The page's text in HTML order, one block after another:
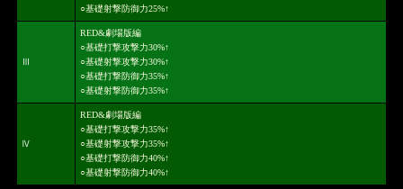
○基礎射撃防御力25%↑
Ⅲ
RED&劇場版編
○基礎打撃攻撃力30%↑
○基礎射撃攻撃力30%↑
○基礎打撃防御力35%↑
○基礎射撃防御力35%↑
Ⅳ
RED&劇場版編
○基礎打撃攻撃力35%↑
○基礎射撃攻撃力35%↑
○基礎打撃防御力40%↑
○基礎射撃防御力40%↑